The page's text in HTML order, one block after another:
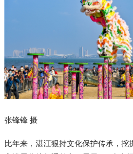
张锋锋 摄
比年来，湛江狠持文化保护传承，挖